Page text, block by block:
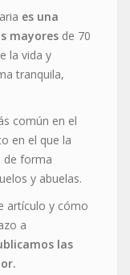
es una
mayores de 70
la vida y
tranquila,
común en el
en el que la
de forma
y abuelas.
artículo y cómo
a
las